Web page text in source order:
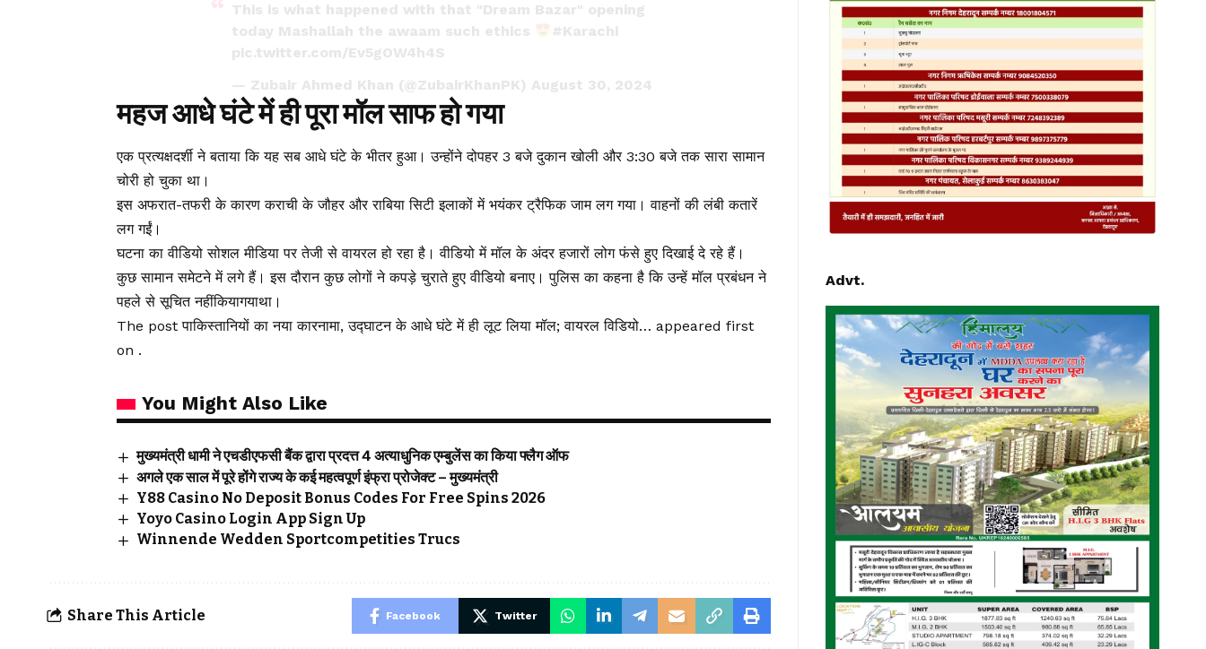
This is what happened with that "Dream Bazar" opening
today Mashallah the awaam such ethics
#Karachi
pic.twitter.com/Ev5gOW4h4S
— Zubair Ahmed Khan (@ZubairKhanPK) August 30, 2024
महज आधे घंटे में ही पूरा मॉल साफ हो गया
एक प्रत्यक्षदर्शी ने बताया कि यह सब आधे घंटे के भीतर हुआ। उन्होंने दोपहर 3 बजे दुकान खोली और 3:30 बजे तक सारा सामान
चोरी हो चुका था।
इस अफरात-तफरी के कारण कराची के जौहर और राबिया सिटी इलाकों में भयंकर ट्रैफिक जाम लग गया। वाहनों की लंबी कतारें
लग गईं।
घटना का वीडियो सोशल मीडिया पर तेजी से वायरल हो रहा है। वीडियो में मॉल के अंदर हजारों लोग फंसे हुए दिखाई दे रहे हैं।
कुछ सामान समेटने में लगे हैं। इस दौरान कुछ लोगों ने कपड़े चुराते हुए वीडियो बनाए। पुलिस का कहना है कि उन्हें मॉल प्रबंधन ने
पहले से सूचित नहींकियागयाथा।
The post पाकिस्तानियों का नया कारनामा, उद्घाटन के आधे घंटे में ही लूट लिया मॉल; वायरल विडियो… appeared first
on .
You Might Also Like
मुख्यमंत्री धामी ने एचडीएफसी बैंक द्वारा प्रदत्त 4 अत्याधुनिक एम्बुलेंस का किया फ्लैग ऑफ
अगले एक साल में पूरे होंगे राज्य के कई महत्वपूर्ण इंफ्रा प्रोजेक्ट – मुख्यमंत्री
Y88 Casino No Deposit Bonus Codes For Free Spins 2026
Yoyo Casino Login App Sign Up
Winnende Wedden Sportcompetities Trucs
Share This Article Facebook Twitter
Advt.